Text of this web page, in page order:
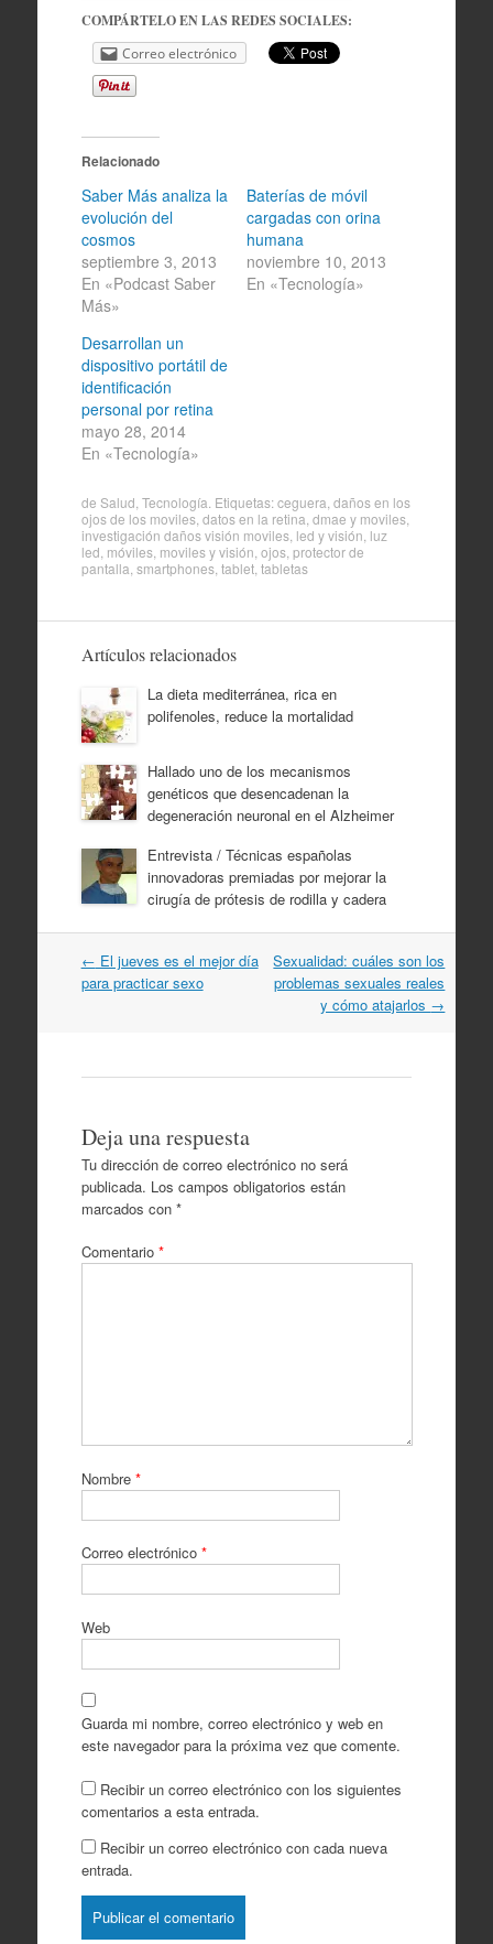
COMPÁRTELO EN LAS REDES SOCIALES:
Correo electrónico
Relacionado
Saber Más analiza la
evolución del
cosmos
septiembre 3, 2013
En «Podcast Saber
Más»
Baterías de móvil
cargadas con orina
humana
noviembre 10, 2013
En «Tecnología»
Desarrollan un
dispositivo portátil de
identificación
personal por retina
mayo 28, 2014
En «Tecnología»
de Salud Tecnología . Etiquetas:ceguera daños en los
ojos de los moviles, datos en la retina dmae y moviles,
investigación daños visión moviles, led y visión luz
led móviles, moviles y visión ojos, protector de
pantalla smartphones, tablet, tabletas
Artículos relacionados
La dieta mediterránea, rica en
polifenoles, reduce la mortalidad
Hallado uno de los mecanismos
genéticos que desencadenan la
degeneración neuronal en el Alzheimer
Entrevista / Técnicas españolas
innovadoras premiadas por mejorar la
cirugía de prótesis de rodilla y cadera
Navegación
por
← El jueves es el mejor día
para practicar sexo
Sexualidad: cuáles son los
problemas sexuales reales
y cómo atajarlos →
Deja una respuesta
Tu dirección de correo electrónico no será
publicada. Los campos obligatorios están
marcados con *
Comentario *
Nombre *
Correo electrónico *
Web
Guarda mi nombre, correo electrónico y web en
este navegador para la próxima vez que comente.
Recibir un correo electrónico con los siguientes
comentarios a esta entrada.
Recibir un correo electrónico con cada nueva
entrada.